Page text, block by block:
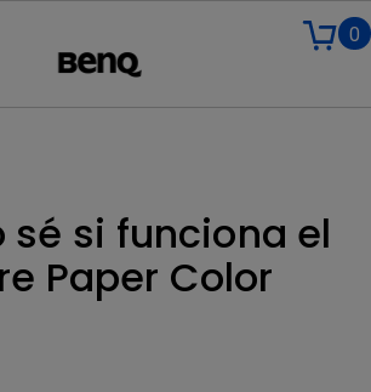
0
sé si funciona el
Paper Color